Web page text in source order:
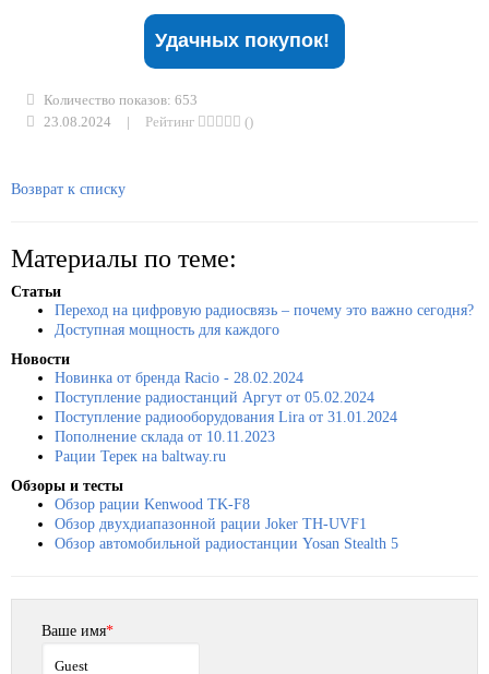
Удачных покупок!
Количество показов: 653
23.08.2024
| Рейтинг ()
Возврат к списку
Материалы по теме:
Статьи
Переход на цифровую радиосвязь – почему это важно сегодня?
Доступная мощность для каждого
Новости
Новинка от бренда Racio - 28.02.2024
Поступление радиостанций Аргут от 05.02.2024
Поступление радиооборудования Lira от 31.01.2024
Пополнение склада от 10.11.2023
Рации Терек на baltway.ru
Обзоры и тесты
Обзор рации Kenwood TK-F8
Обзор двухдиапазонной рации Joker TH-UVF1
Обзор автомобильной радиостанции Yosan Stealth 5
Ваше имя*